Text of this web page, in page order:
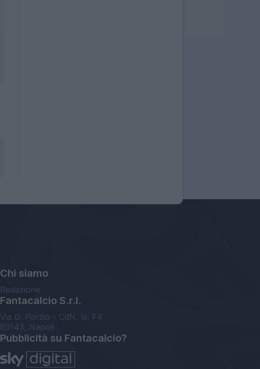
Chi siamo
Redazione
Fantacalcio S.r.l.
Via G. Porzio - CdN, Is. F4
80143, Napoli
Pubblicità su Fantacalcio?